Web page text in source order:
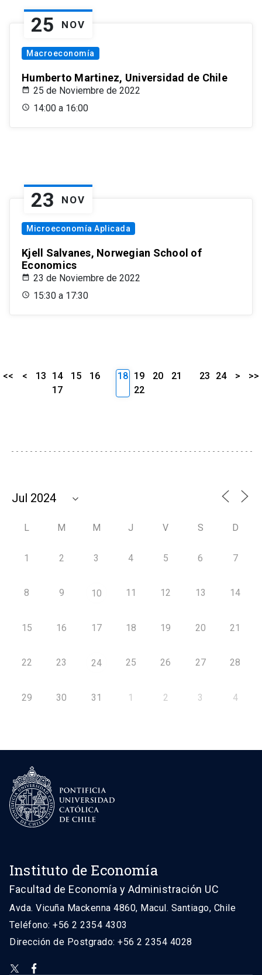
25 NOV
Macroeconomía
Humberto Martinez, Universidad de Chile
25 de Noviembre de 2022
14:00 a 16:00
23 NOV
Microeconomía Aplicada
Kjell Salvanes, Norwegian School of
Economics
23 de Noviembre de 2022
15:30 a 17:30
<< < 13 14 15
16
17
18 19 20
21
22
23 24 > >>
L M M J V S D
1 2 3 4 5 6 7
8 9 10 11 12 13 14
15 16 17 18 19 20 21
22 23 24 25 26 27 28
29 30 31 1 2 3 4
Instituto de Economía
Facultad de Economía y Administración UC
Avda. Vicuña Mackenna 4860, Macul. Santiago, Chile
Teléfono: +56 2 2354 4303
Dirección de Postgrado: +56 2 2354 4028